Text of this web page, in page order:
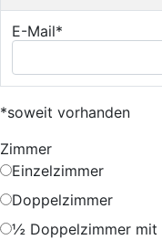
E-Mail*
*soweit vorhanden
Zimmer
Einzelzimmer
Doppelzimmer
½ Doppelzimmer mit